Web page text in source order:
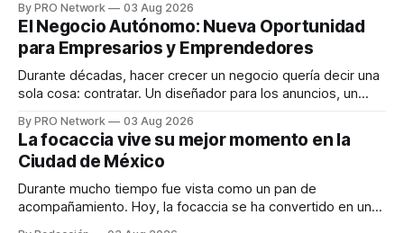
INTERIUS, el problema suele estar en otro lugar. Durante
una entrevista para el podcast SER PRO, el especialista en
marketing digital explicó que
By PRO Network 03 Aug 2026
El Negocio Autónomo: Nueva Oportunidad
para Empresarios y Emprendedores
Durante décadas, hacer crecer un negocio quería decir una
sola cosa: contratar. Un diseñador para los anuncios, un
para los textos, alguien que supiera de publicidad digital
para encontrar prospectos, un vendedor para atender
llamadas y mensajes, y —con suerte— una persona
By PRO Network 03 Aug 2026
La focaccia vive su mejor momento en la
Ciudad de México
Durante mucho tiempo fue vista como un pan de
acompañamiento. Hoy, la focaccia se ha convertido en uno